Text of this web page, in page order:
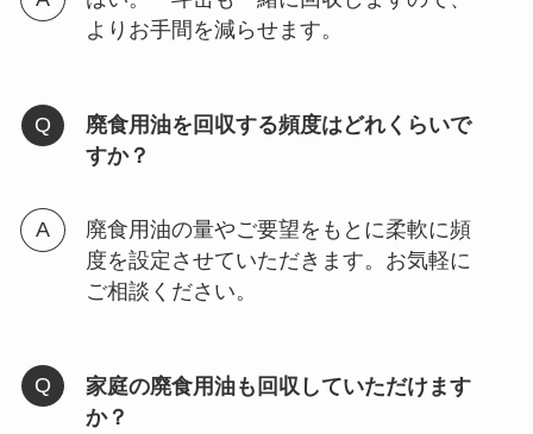
よりお手間を減らせます。
廃食用油を回収する頻度はどれくらいで
すか？
廃食用油の量やご要望をもとに柔軟に頻
度を設定させていただきます。お気軽に
ご相談ください。
家庭の廃食用油も回収していただけます
か？